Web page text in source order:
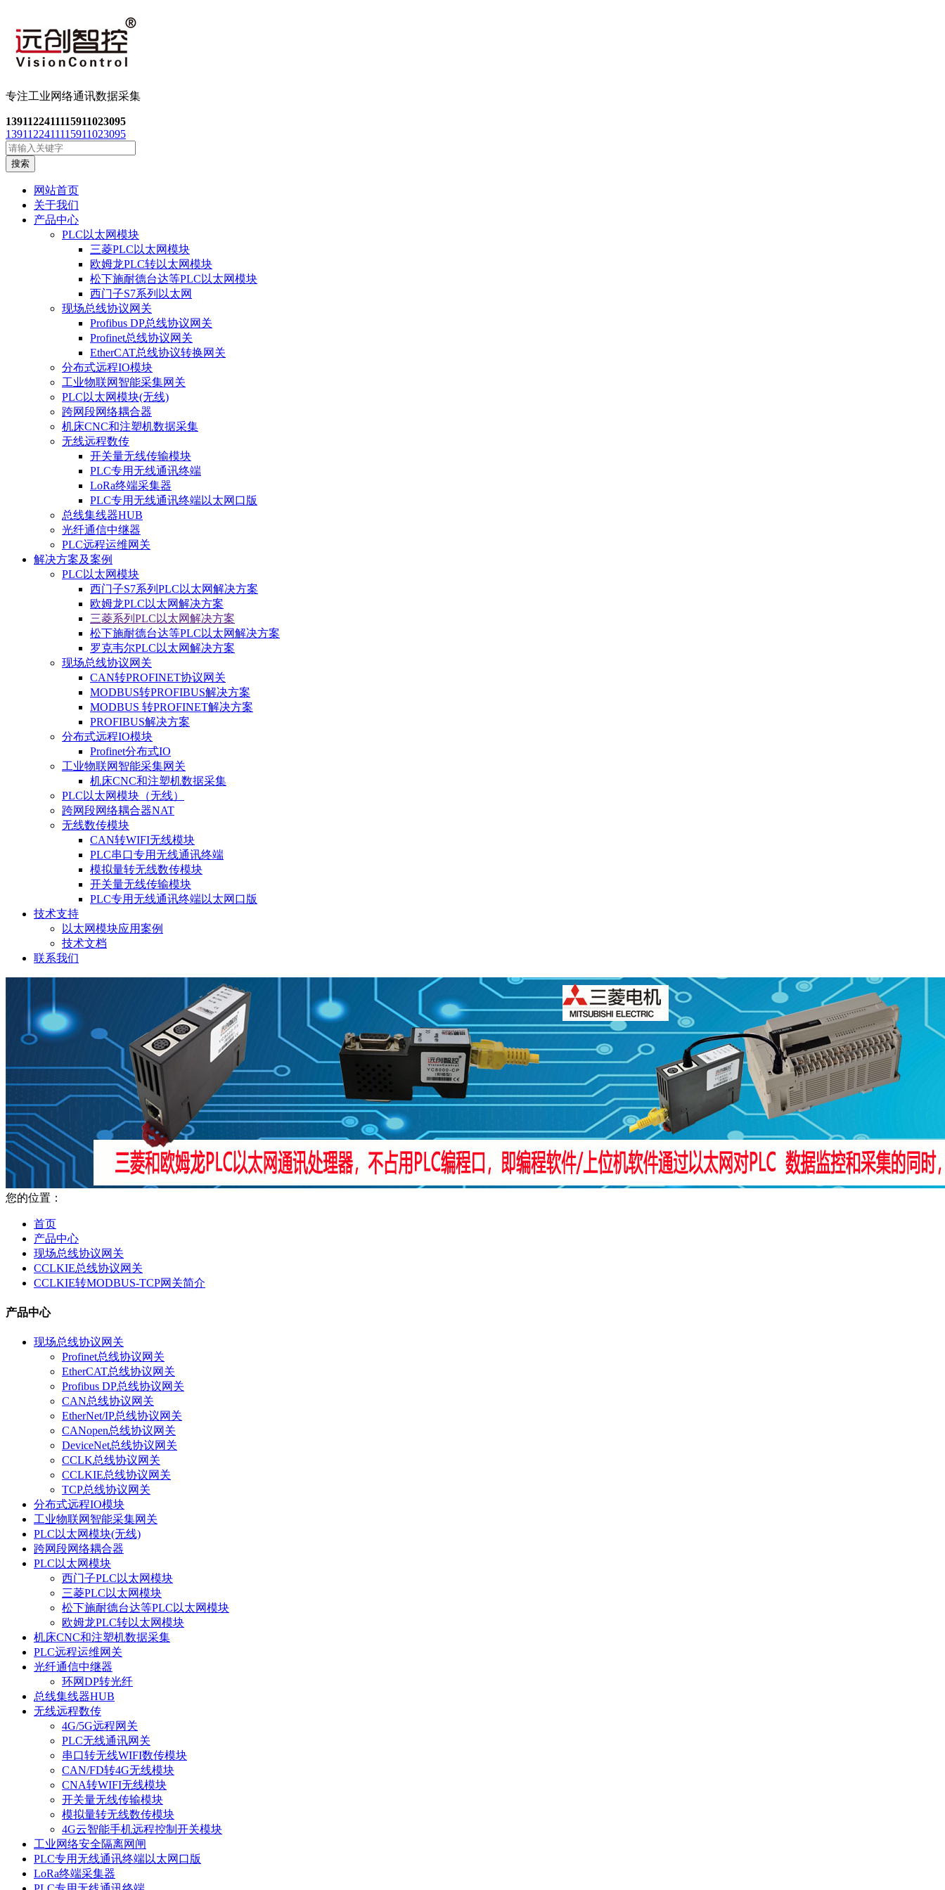
专注工业网络通讯数据采集
1391122411115911023095
1391122411115911023095
搜索
网站首页
关于我们
产品中心
PLC以太网模块
三菱PLC以太网模块
欧姆龙PLC转以太网模块
松下施耐德台达等PLC以太网模块
西门子S7系列以太网
现场总线协议网关
Profibus DP总线协议网关
Profinet总线协议网关
EtherCAT总线协议转换网关
分布式远程IO模块
工业物联网智能采集网关
PLC以太网模块(无线)
跨网段网络耦合器
机床CNC和注塑机数据采集
无线远程数传
开关量无线传输模块
PLC专用无线通讯终端
LoRa终端采集器
PLC专用无线通讯终端以太网口版
总线集线器HUB
光纤通信中继器
PLC远程运维网关
解决方案及案例
PLC以太网模块
西门子S7系列PLC以太网解决方案
欧姆龙PLC以太网解决方案
三菱系列PLC以太网解决方案
松下施耐德台达等PLC以太网解决方案
罗克韦尔PLC以太网解决方案
现场总线协议网关
CAN转PROFINET协议网关
MODBUS转PROFIBUS解决方案
MODBUS 转PROFINET解决方案
PROFIBUS解决方案
分布式远程IO模块
Profinet分布式IO
工业物联网智能采集网关
机床CNC和注塑机数据采集
PLC以太网模块（无线）
跨网段网络耦合器NAT
无线数传模块
CAN转WIFI无线模块
PLC串口专用无线通讯终端
模拟量转无线数传模块
开关量无线传输模块
PLC专用无线通讯终端以太网口版
技术支持
以太网模块应用案例
技术文档
联系我们
您的位置：
首页
产品中心
现场总线协议网关
CCLKIE总线协议网关
CCLKIE转MODBUS-TCP网关简介
产品中心
现场总线协议网关
Profinet总线协议网关
EtherCAT总线协议网关
Profibus DP总线协议网关
CAN总线协议网关
EtherNet/IP总线协议网关
CANopen总线协议网关
DeviceNet总线协议网关
CCLK总线协议网关
CCLKIE总线协议网关
TCP总线协议网关
分布式远程IO模块
工业物联网智能采集网关
PLC以太网模块(无线)
跨网段网络耦合器
PLC以太网模块
西门子PLC以太网模块
三菱PLC以太网模块
松下施耐德台达等PLC以太网模块
欧姆龙PLC转以太网模块
机床CNC和注塑机数据采集
PLC远程运维网关
光纤通信中继器
环网DP转光纤
总线集线器HUB
无线远程数传
4G/5G远程网关
PLC无线通讯网关
串口转无线WIFI数传模块
CAN/FD转4G无线模块
CNA转WIFI无线模块
开关量无线传输模块
模拟量转无线数传模块
4G云智能手机远程控制开关模块
工业网络安全隔离网闸
PLC专用无线通讯终端以太网口版
LoRa终端采集器